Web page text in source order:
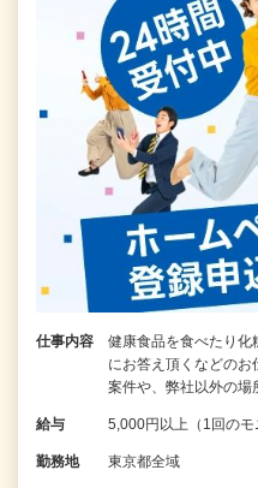
仕事内容
健康食品を食べたり化
にお答え頂くなどのお
案件や、弊社以外の場
給与 5,000円以上（1回の
勤務地 東京都全域